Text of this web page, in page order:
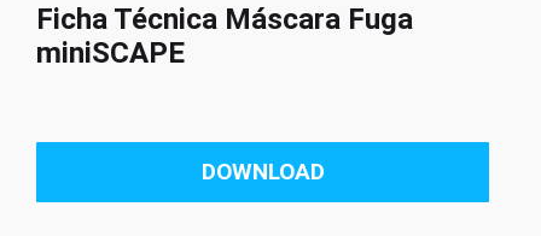
Ficha Técnica Máscara Fuga
miniSCAPE
DOWNLOAD